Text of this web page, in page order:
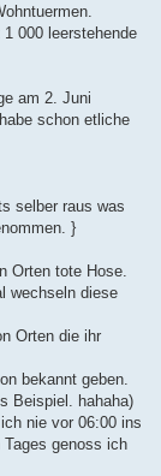
000 leerstehende
am 2. Juni
schon etliche
selber raus was
}
Orten tote Hose.
wechseln diese
Orten die ihr
bekannt geben.
Beispiel. hahaha)
nie vor 06:00 ins
genoss ich